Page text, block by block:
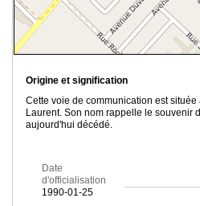
Origine et signification
Cette voie de communication est
Laurent. Son nom rappelle le souvenir
aujourd'hui décédé.
Date
d'officialisation
1990-01-25